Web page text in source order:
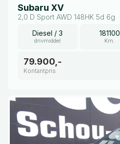
Subaru XV
2,0 D Sport AWD 148HK 5d 6g
Diesel / 3
drivmiddel
181100
Km.
79.900,-
Kontantpris